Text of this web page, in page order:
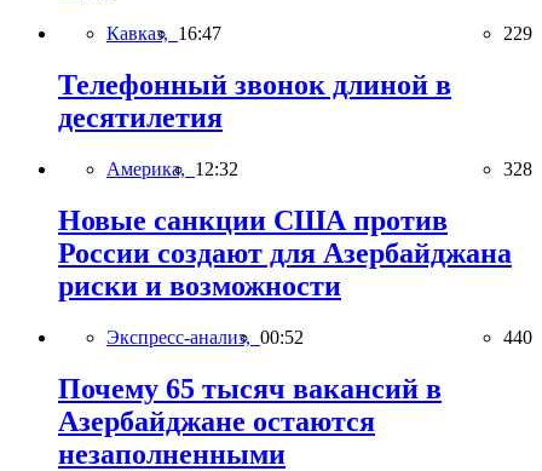
Кавказ, 16:47 229
Телефонный звонок длиной в
десятилетия
Америка, 12:32 328
Новые санкции США против
России создают для Азербайджана
риски и возможности
Экспресс-анализ, 00:52 440
Почему 65 тысяч вакансий в
Азербайджане остаются
незаполненными